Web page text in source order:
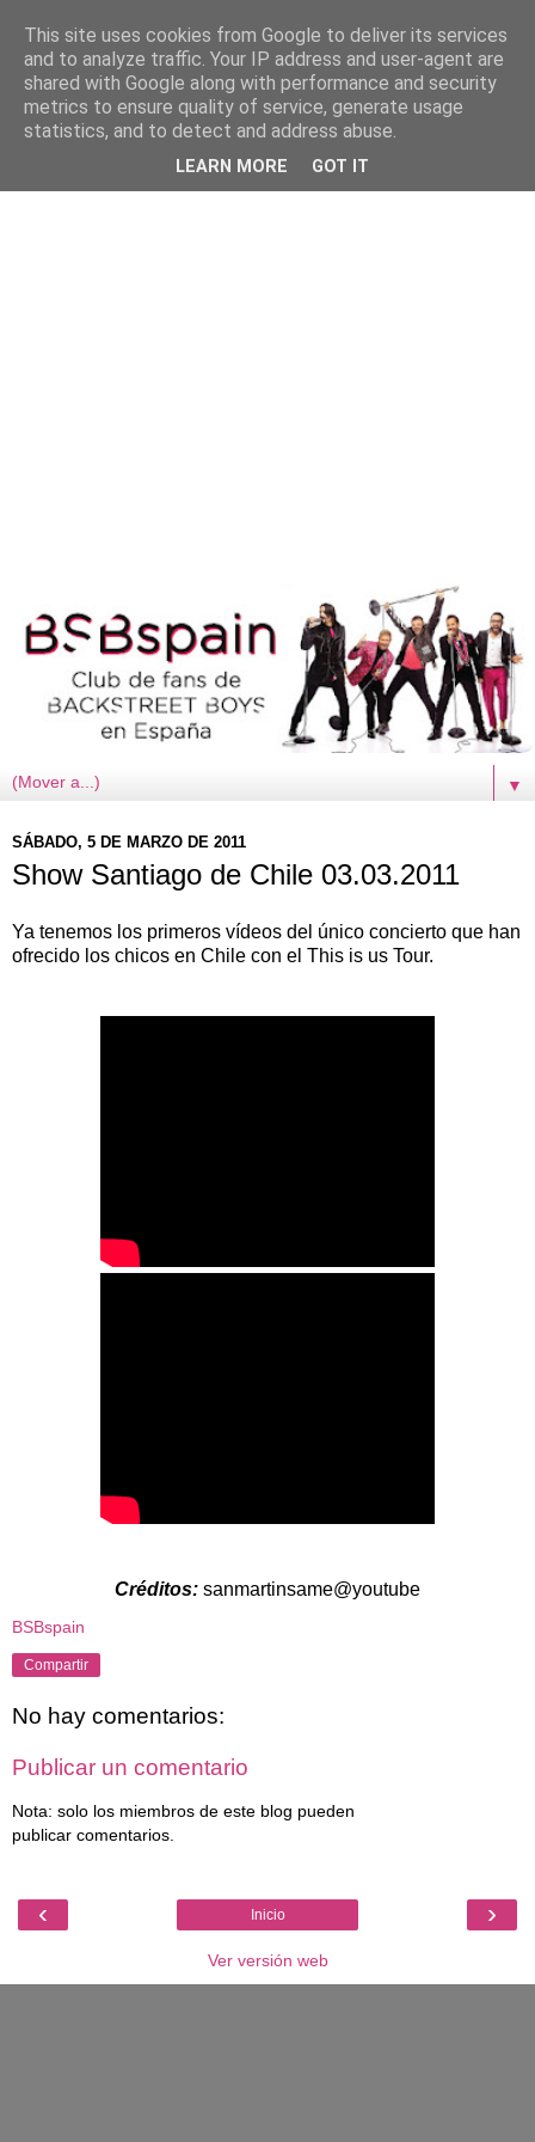
▼
SÁBADO, 5 DE MARZO DE 2011
Show Santiago de Chile 03.03.2011
Ya tenemos los primeros vídeos del único concierto que han
ofrecido los chicos en Chile con el This is us Tour.
Créditos: sanmartinsame@youtube
BSBspain
Compartir
No hay comentarios:
Publicar un comentario
Nota: solo los miembros de este blog pueden
publicar comentarios.
‹ ›
Inicio
Ver versión web
This site uses cookies from Google to deliver its services
and to analyze traffic. Your IP address and user-agent are
shared with Google along with performance and security
metrics to ensure quality of service, generate usage
statistics, and to detect and address abuse.
LEARN MORE GOT IT